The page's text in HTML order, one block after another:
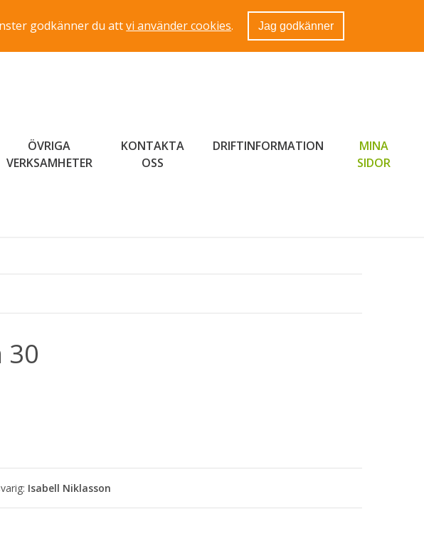
godkänner du attvi använder cookies. Jag godkänner
ÖVRIGA
VERKSAMHETER
KONTAKTA
OSS
DRIFTINFORMATION
MINA
SIDOR
30
Isabell Niklasson